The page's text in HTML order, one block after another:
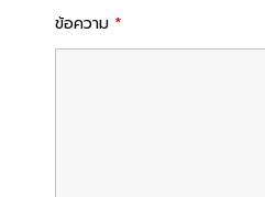
ข้อความ *